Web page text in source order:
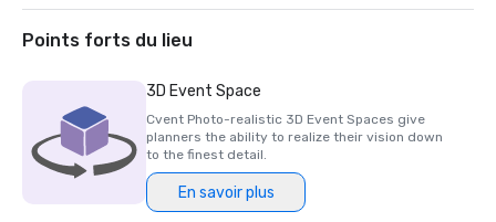
Points forts du lieu
3D Event Space
Cvent Photo-realistic 3D Event Spaces give
planners the ability to realize their vision down
to the finest detail.
En savoir plus